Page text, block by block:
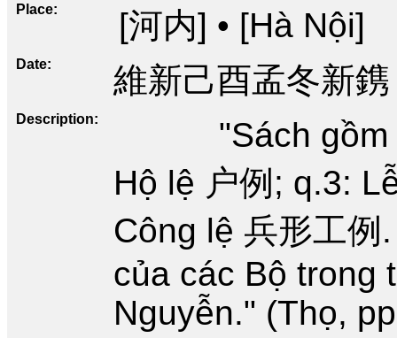
Place [河内] • [Hà Nội]
Date 維新己酉孟冬新鎸
Description
"Sách
Hộ lệ 户例; q.3:
Công lệ 兵形工
của các Bộ trong
Nguyễn." (Thọ,